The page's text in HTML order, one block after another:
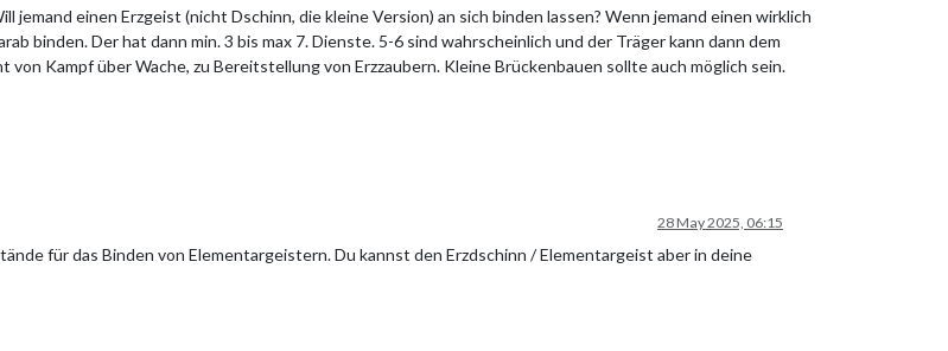
jemand einen Erzgeist (nicht Dschinn, die kleine Version) an sich binden lassen? Wenn jemand einen wirklich
binden. Der hat dann min. 3 bis max 7. Dienste. 5-6 sind wahrscheinlich und der Träger kann dann dem
Kampf über Wache, zu Bereitstellung von Erzzaubern. Kleine Brückenbauen sollte auch möglich sein.
28 May 2025, 06:15
für das Binden von Elementargeistern. Du kannst den Erzdschinn / Elementargeist aber in deine